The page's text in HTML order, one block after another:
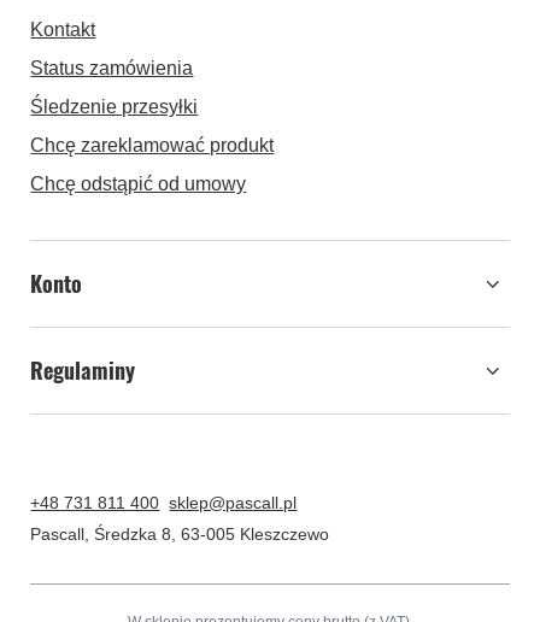
Kontakt
Status zamówienia
Śledzenie przesyłki
Chcę zareklamować produkt
Chcę odstąpić od umowy
Konto
Regulaminy
+48 731 811 400 sklep@pascall.pl
Pascall ,Średzka 8 ,63-005 Kleszczewo